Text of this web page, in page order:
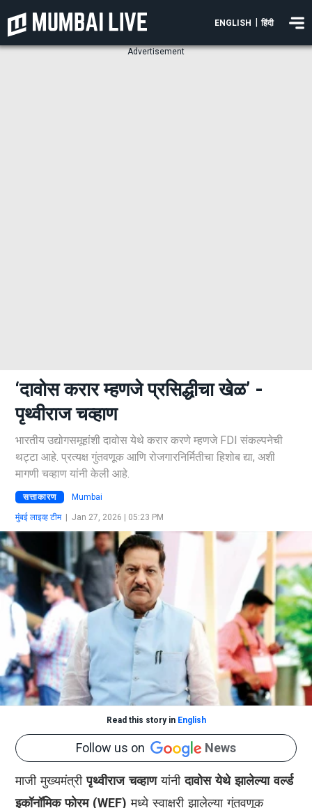
ENGLISH हिंदी
Advertisement
‘दावोस करार म्हणजे प्रसिद्धीचा खेळ’ -
पृथ्वीराज चव्हाण
भारतीय उद्योगसमूहांशी दावोस येथे करार करणे म्हणजे FDI संकल्पनेची
थट्टा आहे. प्रत्यक्ष गुंतवणूक आणि रोजगारनिर्मितीचा हिशोब द्या, अशी
मागणी चव्हाण यांनी केली आहे.
सत्ताकारण Mumbai
मुंबई लाइव्ह टीम| Jan 27, 2026 | 05:23 PM
Read this story in English
Follow us on News
माजी मुख्यमंत्रीपृथ्वीराज चव्हाणयांनीदावोस येथे झालेल्या वर्ल्ड
इकॉनॉमिक फोरम (WEF) मध्ये स्वाक्षरी झालेल्या गुंतवणूक